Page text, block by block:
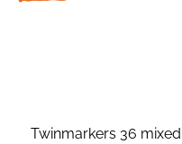
Twinmarkers 36 mixed